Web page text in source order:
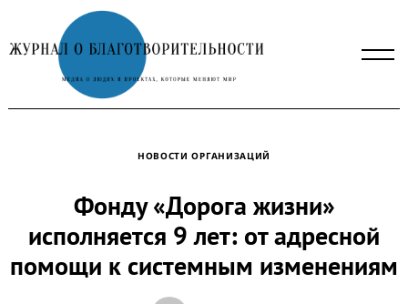
to
content
НОВОСТИ ОРГАНИЗАЦИЙ
Фонду «Дорога жизни»
исполняется 9 лет: от адресной
помощи к системным изменениям